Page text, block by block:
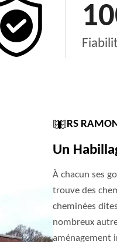
RS
Un
À chacun ses
trouve des
cheminées
nombreux
aménagement